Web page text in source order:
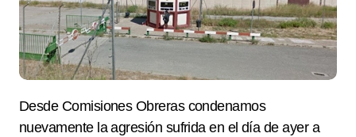
Desde Comisiones Obreras condenamos
nuevamente la agresión sufrida en el día de ayer a